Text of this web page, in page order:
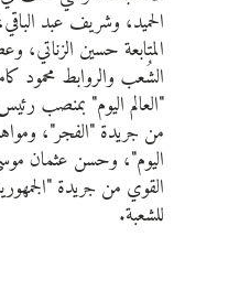
الحميد، وشريف عبد
المتابعة حسين الزناتي،
الشُعب والروابط محمود
"العالم اليوم" بمنصب
من جريدة "الفجر"،
اليوم"، وحسن عثمان
القوي من جريدة
للشعبة.